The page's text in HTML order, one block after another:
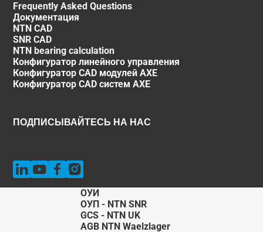
Frequently Asked Questions
Документация
NTN CAD
SNR CAD
NTN bearing calculation
Конфигуратор линейного управления
Конфигуратор CAD модулей AXE
Конфигуратор CAD систем AXE
ПОДПИСЫВАЙТЕСЬ НА НАС
ОУИ
ОУП - NTN SNR
GCS - NTN UK
AGB NTN Waelzlager